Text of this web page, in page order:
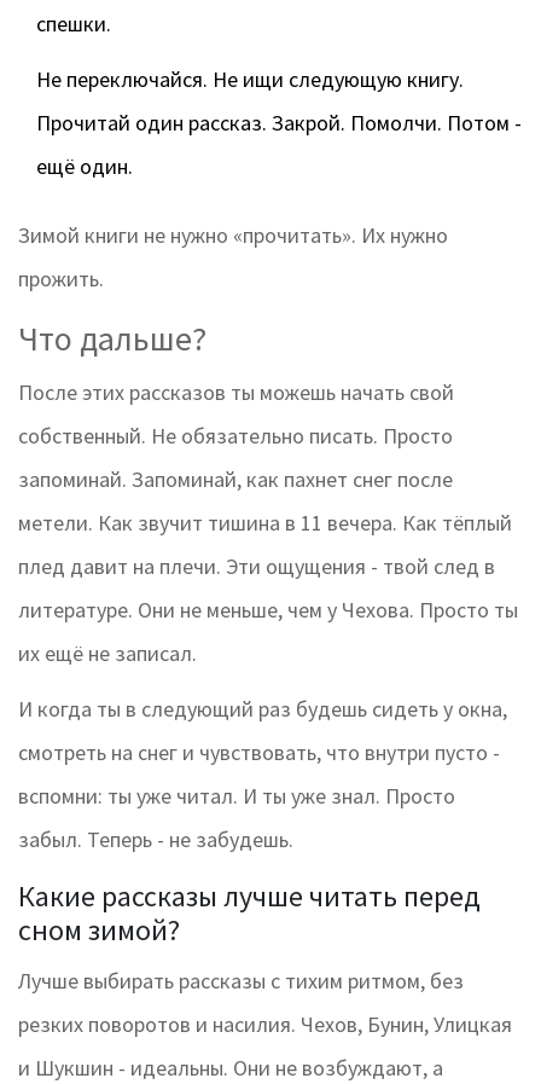
спешки.
Не переключайся. Не ищи следующую книгу.
Прочитай один рассказ. Закрой. Помолчи. Потом -
ещё один.
Зимой книги не нужно «прочитать». Их нужно
прожить.
Что дальше?
После этих рассказов ты можешь начать свой
собственный. Не обязательно писать. Просто
запоминай. Запоминай, как пахнет снег после
метели. Как звучит тишина в 11 вечера. Как тёплый
плед давит на плечи. Эти ощущения - твой след в
литературе. Они не меньше, чем у Чехова. Просто ты
их ещё не записал.
И когда ты в следующий раз будешь сидеть у окна,
смотреть на снег и чувствовать, что внутри пусто -
вспомни: ты уже читал. И ты уже знал. Просто
забыл. Теперь - не забудешь.
Какие рассказы лучше читать перед
сном зимой?
Лучше выбирать рассказы с тихим ритмом, без
резких поворотов и насилия. Чехов, Бунин, Улицкая
и Шукшин - идеальны. Они не возбуждают, а